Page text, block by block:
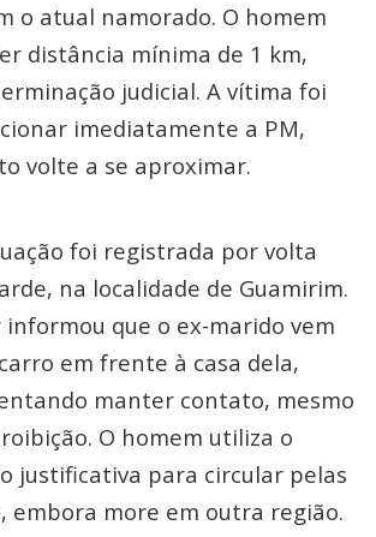
o atual namorado. O homem
distância mínima de 1 km,
judicial. A vítima foi
imediatamente a PM,
volte a se aproximar.
foi registrada por volta
na localidade de Guamirim.
que o ex-marido vem
em frente à casa dela,
manter contato, mesmo
O homem utiliza o
justificativa para circular pelas
embora more em outra região.